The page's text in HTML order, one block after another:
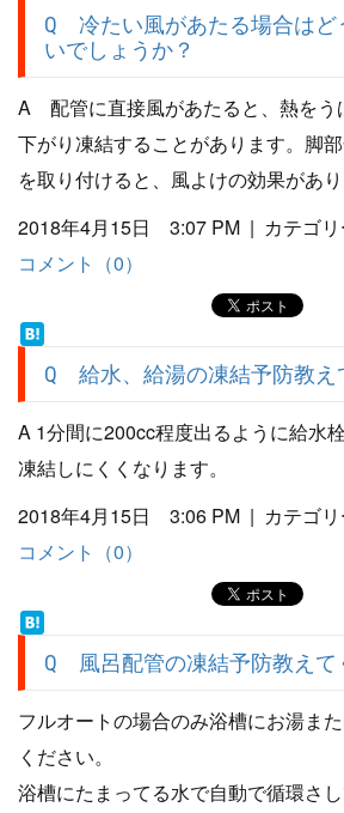
Q 冷たい風があたる場合はど
いでしょうか？
A 配管に直接風があたると、熱をう
下がり凍結することがあります。脚部
を取り付けると、風よけの効果があり
2018年4月15日 3:07 PM | カテゴリ
コメント（0）
Q 給水、給湯の凍結予防教え
A 1分間に200cc程度出るように給水
凍結しにくくなります。
2018年4月15日 3:06 PM | カテゴリ
コメント（0）
Q 風呂配管の凍結予防教えて
フルオートの場合のみ浴槽にお湯ま
ください。
浴槽にたまってる水で自動で循環さ